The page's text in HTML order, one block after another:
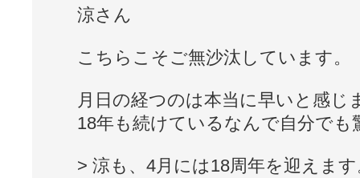
涼さん
こちらこそご無沙汰しています。
月日の経つのは本当に早いと感じ
18年も続けているなんで自分で
> 涼も、4月には18周年を迎えま